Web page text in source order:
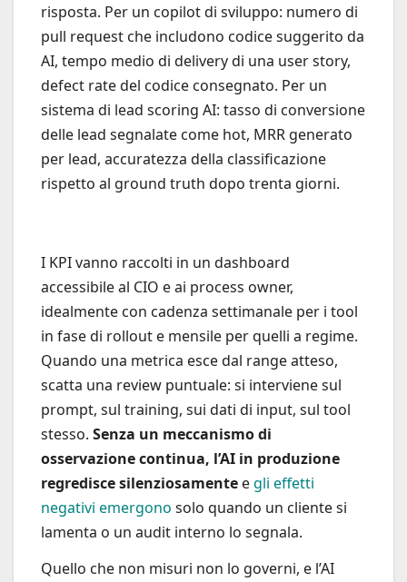
risposta. Per un copilot di sviluppo: numero di
pull request che includono codice suggerito da
AI, tempo medio di delivery di una user story,
defect rate del codice consegnato. Per un
sistema di lead scoring AI: tasso di conversione
delle lead segnalate come hot, MRR generato
per lead, accuratezza della classificazione
rispetto al ground truth dopo trenta giorni.
I KPI vanno raccolti in un dashboard
accessibile al CIO e ai process owner,
idealmente con cadenza settimanale per i tool
in fase di rollout e mensile per quelli a regime.
Quando una metrica esce dal range atteso,
scatta una review puntuale: si interviene sul
prompt, sul training, sui dati di input, sul tool
stesso. Senza un meccanismo di
osservazione continua, l’AI in produzione
regredisce silenziosamente egli effetti
negativi emergono solo quando un cliente si
lamenta o un audit interno lo segnala.
Quello che non misuri non lo governi, e l’AI